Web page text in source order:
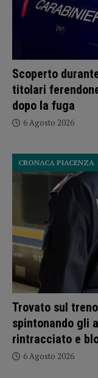
Scoperto
titolari
dopo la fuga
6 Agosto 2026
Trovato sul
spintonando gli
rintracciato e
CRONACA PIACENZA
6 Agosto 2026